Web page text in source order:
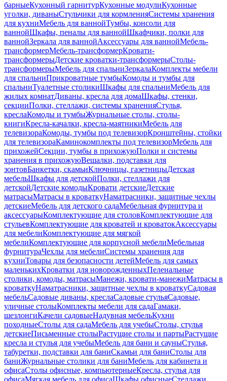
барныеКухонный гарнитурКухонные модулиКухонные
уголки, диваныСтульчики для кормленияСистемы хранения
для кухниМебель для ваннойТумбы, консоли для
ваннойШкафы, пеналы для ваннойШкафчики, полки для
ваннойЗеркала для ваннойАксессуары для ваннойМебель-
трансформерМебель-трансформерКровати-
трансформерыДетские кроватки-трансформерыСтолы-
трансформерыМебель для спальниЗеркалаКомплекты мебели
для спальниПрикроватные тумбыКомоды и тумбы для
спальниТуалетные столикиШкафы для спальниМебель для
жилых комнатДиваны, кресла для домаШкафы, стенки,
секцииПолки, стеллажи, системы храненияСтулья,
креслаКомоды и тумбыЖурнальные столы, столы-
книгиКресла-качалки, кресла-маятникиМебель для
телевизораКомоды, тумбы под телевизорКронштейны, стойки
для телевизораКаминокомплекты под телевизорМебель для
прихожейСекции, тумбы в прихожуюПолки и системы
хранения в прихожуюВешалки, подставки для
зонтовБанкетки, скамьиКлючницы, газетницыДетская
мебельШкафы для детскойПолки, стеллажи для
детскойДетские комодыКровати детскиеДетские
матрасыМатрасы в кроваткуНаматрасники, защитные чехлы
детскиеМебель для детского садаМебельная фурнитура и
аксессуарыКомплектующие для столовКомплектующие для
стульевКомплектующие для кроватей и кроватокАксессуары
для мебелиКомплектующие для мягкой
мебелиКомплектующие для корпусной мебелиМебельная
фурнитураЧехлы для мебелиСистемы хранения для
кухниТовары для безопасности детейМебель для самых
маленькихКроватки для новорожденныхПеленальные
столики, комоды, матрасыМанежи, кровати-манежиМатрасы в
кроваткуНаматрасники, защитные чехлы в кроваткуСадовая
мебельСадовые диваны, креслаСадовые стульяСадовые,
уличные столыКомплекты мебели для садаГамаки,
шезлонгиКачели садовыеНадувная мебельКухни
походныеСтолы для садаМебель для учебыСтолы, стулья
детскиеПисьменные столыРастущие столы и партыРастущие
кресла и стулья для учебыМебель для бани и сауныСтулья,
табуретки, подставки для баниСкамьи для баниСтолы для
баниЖурнальные столики для баниМебель для кабинета и
офисаСтолы офисные, компьютерныеКресла, стулья для
офисаМягкая мебель для офисаШкафы офисныеСтеллажи,